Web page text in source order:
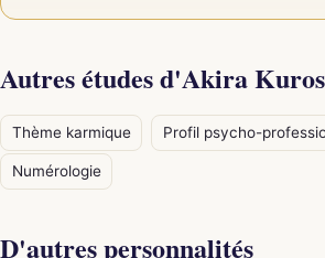
Autres études d'Akira
Thème karmique Profil psycho-
Numérologie
D'autres personnalités